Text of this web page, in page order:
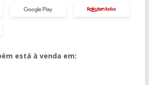
está à venda em: